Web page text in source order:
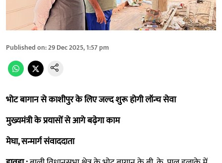
Published on:29 Dec 2025, 1:57 pm
भोट बागान से काशीपुर के लिए जल्द शुरू होगी लॉन्च सेवा
मुख्यमंत्री के प्रयासों से आगे बढ़ेगा काम
मेघा, सन्मार्ग संवाददाता